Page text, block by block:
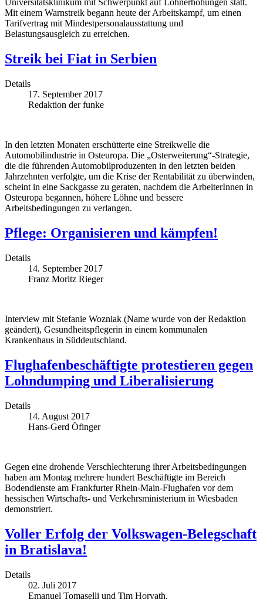
Universitätsklinikum mit Schwerpunkt auf Lohnerhöhungen statt.
Mit einem Warnstreik begann heute der Arbeitskampf, um einen
Tarifvertrag mit Mindestpersonalausstattung und
Belastungsausgleich zu erreichen.
Streik bei Fiat in Serbien
Details
17. September 2017
Redaktion der funke
In den letzten Monaten erschütterte eine Streikwelle die
Automobilindustrie in Osteuropa. Die „Osterweiterung“-Strategie,
die die führenden Automobilproduzenten in den letzten beiden
Jahrzehnten verfolgte, um die Krise der Rentabilität zu überwinden,
scheint in eine Sackgasse zu geraten, nachdem die ArbeiterInnen in
Osteuropa begannen, höhere Löhne und bessere
Arbeitsbedingungen zu verlangen.
Pflege: Organisieren und kämpfen!
Details
14. September 2017
Franz Moritz Rieger
Interview mit Stefanie Wozniak (Name wurde von der Redaktion
geändert), Gesundheitspflegerin in einem kommunalen
Krankenhaus in Süddeutschland.
Flughafenbeschäftigte protestieren gegen
Lohndumping und Liberalisierung
Details
14. August 2017
Hans-Gerd Öfinger
Gegen eine drohende Verschlechterung ihrer Arbeitsbedingungen
haben am Montag mehrere hundert Beschäftigte im Bereich
Bodendienste am Frankfurter Rhein-Main-Flughafen vor dem
hessischen Wirtschafts- und Verkehrsministerium in Wiesbaden
demonstriert.
Voller Erfolg der Volkswagen-Belegschaft
in Bratislava!
Details
02. Juli 2017
Emanuel Tomaselli und Tim Horvath.